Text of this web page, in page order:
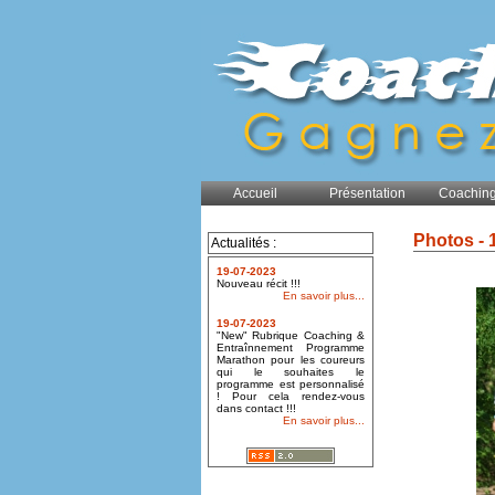
Accueil Présentation
Actualités :
19-07-2023
Nouveau récit !!!
En savoir plus...
19-07-2023
"New" Rubrique Coaching &
Entraînnement Programme
Marathon pour les coureurs
qui le souhaites le
programme est personnalisé
! Pour cela rendez-vous
dans contact !!!
En savoir plus...
Photos -